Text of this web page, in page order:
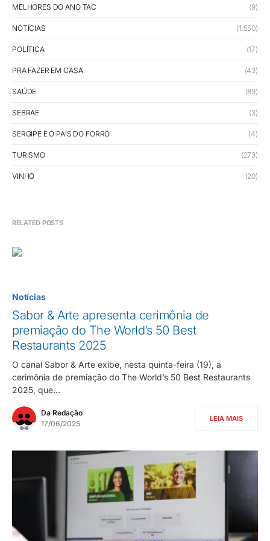
MELHORES DO ANO TAC (9)
NOTÍCIAS (1.550)
POLÍTICA (17)
PRA FAZER EM CASA (43)
SAÚDE (89)
SEBRAE (3)
SERGIPE É O PAÍS DO FORRÓ (4)
TURISMO (273)
VINHO (20)
RELATED POSTS
Notícias
Sabor & Arte apresenta cerimônia de
premiação do The World’s 50 Best
Restaurants 2025
O canal Sabor & Arte exibe, nesta quinta-feira (19), a
cerimônia de premiação do The World’s 50 Best Restaurants
2025, que…
Da Redação
17/06/2025
LEIA MAIS